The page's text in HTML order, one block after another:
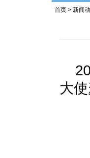
首页 > 新闻
大使